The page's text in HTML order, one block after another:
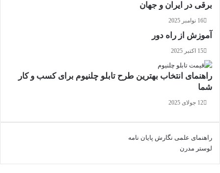
برقی در ایران و جهان
16 نوامبر 2025
آموزش از راه دور
15 اکتبر 2025
راهنمای انتخاب بهترین طرح تابلو چلنیوم برای کسب و کار
شما
12 جولای 2025
راهنمای علمی نگارش پایان نامه
لوستر مدرن